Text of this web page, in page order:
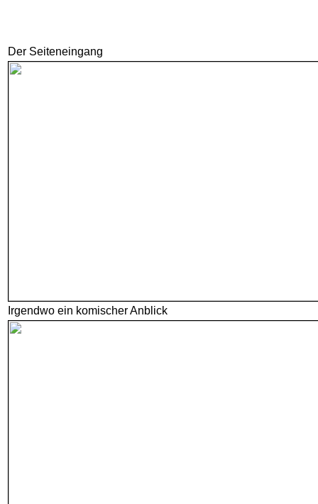
Der Seiteneingang
Irgendwo ein komischer Anblick